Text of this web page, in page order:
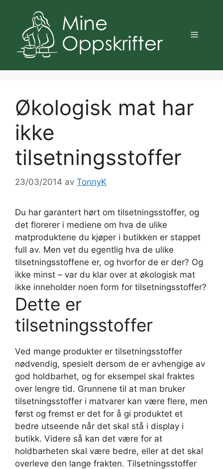
innhold
Meny
Økologisk mat har
ikke
tilsetningsstoffer
23/03/2014 av TonnyK
Du har garantert hørt om tilsetningsstoffer, og
det florerer i mediene om hva de ulike
matproduktene du kjøper i butikken er stappet
full av. Men vet du egentlig hva de ulike
tilsetningsstoffene er, og hvorfor de er der? Og
ikke minst – var du klar over at økologisk mat
ikke inneholder noen form for tilsetningsstoffer?
Dette er
tilsetningsstoffer
Ved mange produkter er tilsetningsstoffer
nødvendig, spesielt dersom de er avhengige av
god holdbarhet, og for eksempel skal fraktes
over lengre tid. Grunnene til at man bruker
tilsetningsstoffer i matvarer kan være flere, men
først og fremst er det for å gi produktet et
bedre utseende når det skal stå i display i
butikk. Videre så kan det være for at
holdbarheten skal være bedre, eller at det skal
overleve den lange frakten. Tilsetningsstoffer